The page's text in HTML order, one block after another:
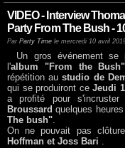
VIDEO - Interview
Party From The Bush -
Par Party Time le mercredi 10 avril
Un gros événement
l'album "From the
répétition austudio de
qui se produiront ceJeudi
a profité pour
Broussard quelques
The bush".
On ne pouvait pas
Hoffman et Joss Bari .